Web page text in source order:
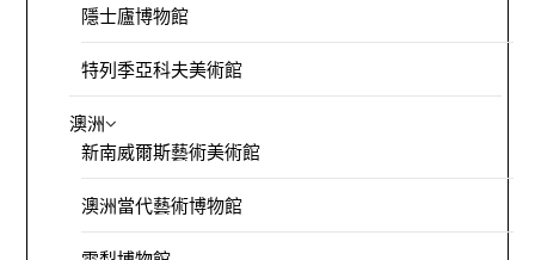
隱士廬博物館
特列季亞科夫美術館
澳洲
新南威爾斯藝術美術館
澳洲當代藝術博物館